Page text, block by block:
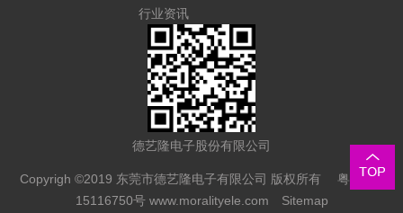
行业资讯
德艺隆电子股份有限公司
Copyrigh ©2019 东莞市德艺隆电子有限公司 版权所有 粤ICP备
15116750号 www.moralityele.com Sitemap